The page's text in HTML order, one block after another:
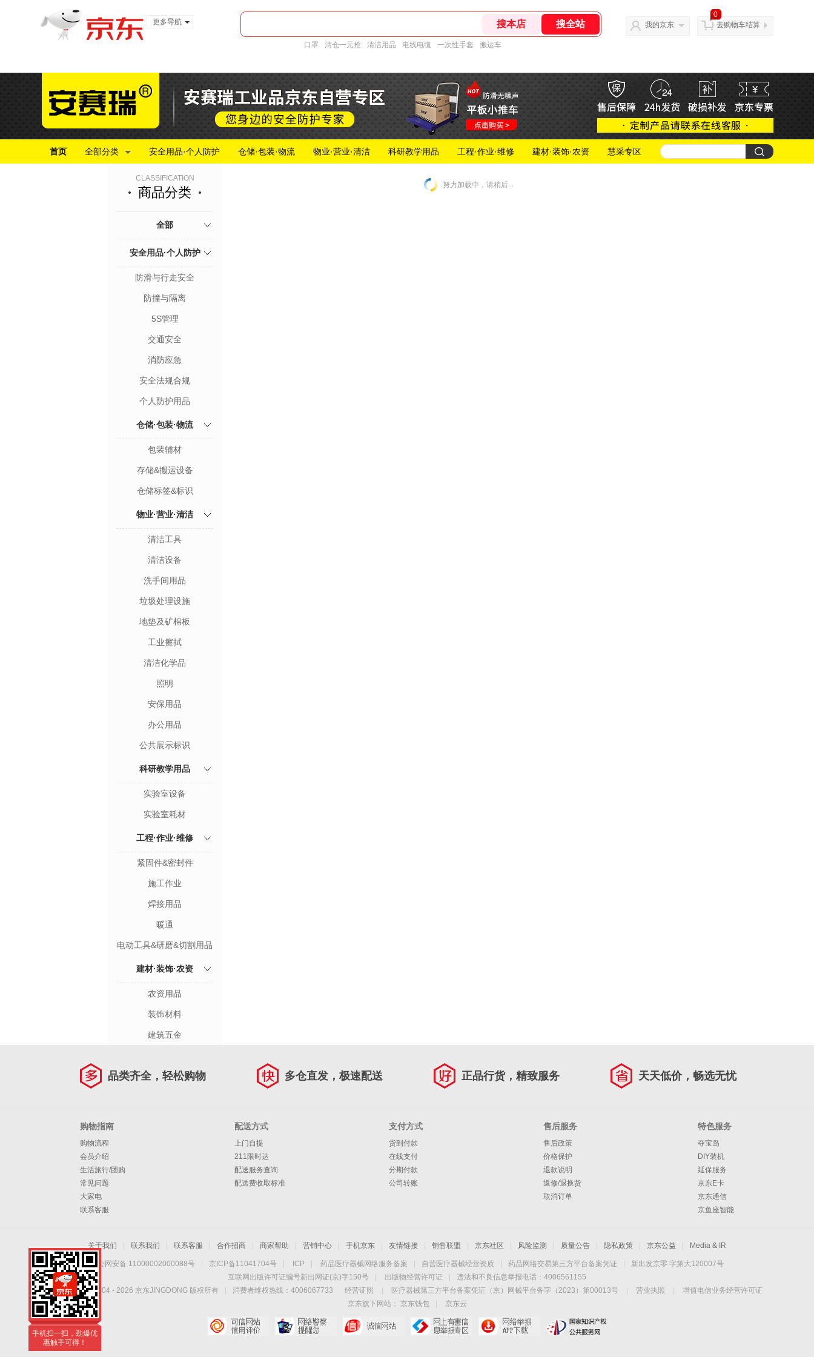
更多导航
口罩 清仓一元抢 清洁用品 电线电缆 一次性手套 搬运车
我的京东
0
去购物车结算
首页 全部分类 安全用品·个人防护 仓储·包装·物流 物业·营业·清洁 科研教学用品 工程·作业·维修 建材·装饰·农资 慧采专区
CLASSIFICATION
商品分类
全部
安全用品·个人防护
防滑与行走安全
防撞与隔离
5S管理
交通安全
消防应急
安全法规合规
个人防护用品
仓储·包装·物流
包装辅材
存储&搬运设备
仓储标签&标识
物业·营业·清洁
清洁工具
清洁设备
洗手间用品
垃圾处理设施
地垫及矿棉板
工业擦拭
清洁化学品
照明
安保用品
办公用品
公共展示标识
科研教学用品
实验室设备
实验室耗材
工程·作业·维修
紧固件&密封件
施工作业
焊接用品
暖通
电动工具&研磨&切割用品
建材·装饰·农资
农资用品
装饰材料
建筑五金
努力加载中，请稍后...
品类齐全，轻松购物 多仓直发，极速配送 正品行货，精致服务 天天低价，畅选无忧
购物指南
购物流程
会员介绍
生活旅行/团购
常见问题
大家电
联系客服
配送方式
上门自提
211限时达
配送服务查询
配送费收取标准
支付方式
货到付款
在线支付
分期付款
公司转账
售后服务
售后政策
价格保护
退款说明
返修/退换货
取消订单
特色服务
夺宝岛
DIY装机
延保服务
京东E卡
京东通信
京鱼座智能
关于我们 联系我们 联系客服 合作招商 商家帮助 营销中心 手机京东 友情链接 销售联盟 京东社区 风险监测 质量公告 隐私政策 京东公益 Media & IR
京公网安备 11000002000088号 京ICP备11041704号 ICP 药品医疗器械网络服务备案 自营医疗器械经营资质 药品网络交易第三方平台备案凭证
新出发京零 字第大120007号
互联网出版许可证编号新出网证(京)字150号
出版物经营许可证
违法和不良信息举报电话：4006561155
Copyright © 2004 - 2026 京东JINGDONG 版权所有 消费者维权热线：4006067733 经营证照 医疗器械第三方平台备案凭证（京）网械平台备字（2023）第00013号 营业执照
增值电信业务经营许可证
京东旗下网站：
京东钱包
京东云
手机扫一扫，劲爆优
惠触手可得！
手机扫一扫，劲爆优
惠触手可得！